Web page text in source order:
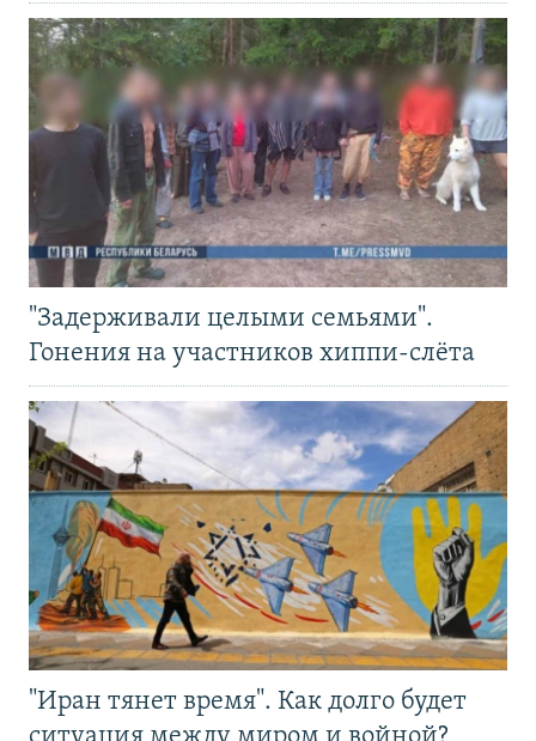
"Задерживали целыми семьями".
Гонения на участников хиппи-слёта
"Иран тянет время". Как долго будет